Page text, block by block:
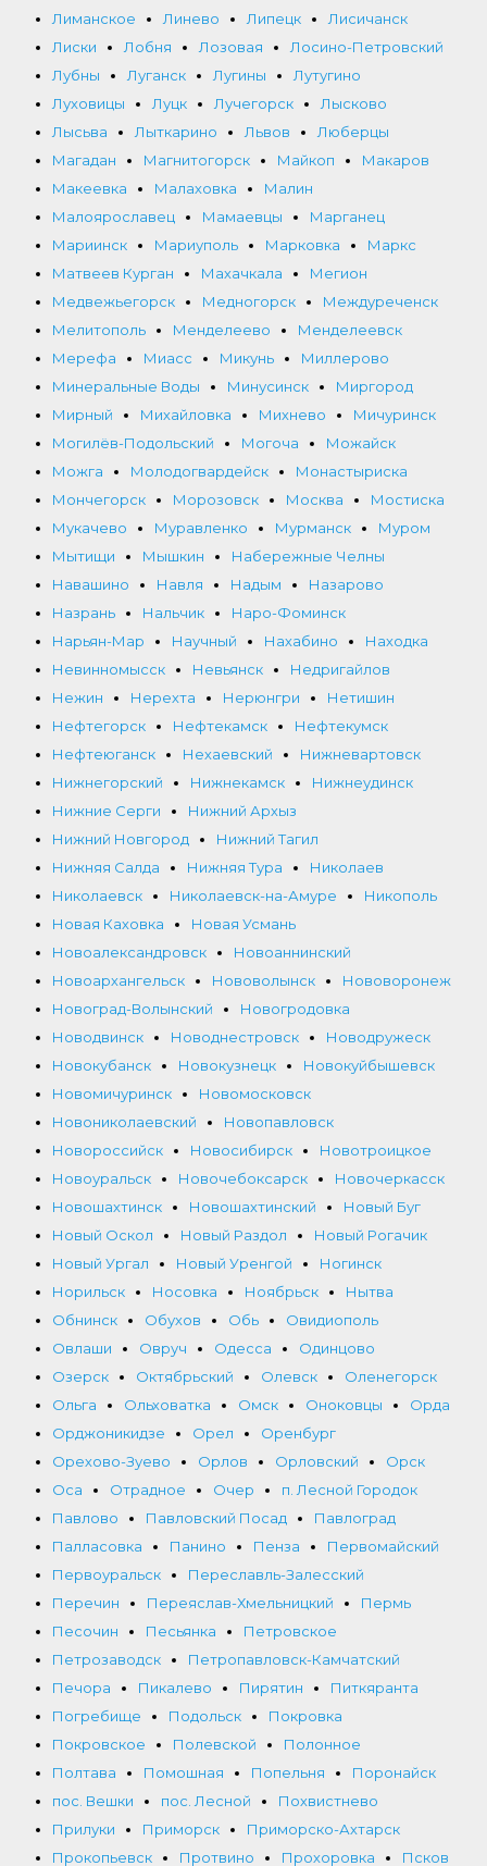
Лиманское
Линево Липецк
Лисичанск
Лиски
Лобня Лозовая
Лосино-Петровский
Лубны
Луганск Лугины
Лутугино
Луховицы
Луцк Лучегорск
Лысково
Лысьва
Лыткарино Львов
Люберцы
Магадан
Магнитогорск Майкоп
Макаров
Макеевка
Малаховка
Малин
Малоярославец
Мамаевцы
Марганец
Мариинск
Мариуполь Марковка
Маркс
Матвеев Курган
Махачкала
Мегион
Медвежьегорск
Медногорск
Междуреченск
Мелитополь
Менделеево
Менделеевск
Мерефа
Миасс Микунь
Миллерово
Минеральные Воды
Минусинск
Миргород
Мирный
Михайловка Михнево
Мичуринск
Могилёв-Подольский
Могоча
Можайск
Можга
Молодогвардейск
Монастыриска
Мончегорск
Морозовск Москва
Мостиска
Мукачево
Муравленко Мурманск
Муром
Мытищи
Мышкин
Набережные Челны
Навашино
Навля Надым
Назарово
Назрань
Нальчик
Наро-Фоминск
Нарьян-Мар
Научный Нахабино
Находка
Невинномысск
Невьянск
Недригайлов
Нежин
Нерехта Нерюнгри
Нетишин
Нефтегорск
Нефтекамск
Нефтекумск
Нефтеюганск
Нехаевский
Нижневартовск
Нижнегорский
Нижнекамск
Нижнеудинск
Нижние Серги
Нижний Архыз
Нижний Новгород
Нижний Тагил
Нижняя Салда
Нижняя Тура
Николаев
Николаевск
Николаевск-на-Амуре
Никополь
Новая Каховка
Новая Усмань
Новоалександровск
Новоаннинский
Новоархангельск
Нововолынск
Нововоронеж
Новоград-Волынский
Новогродовка
Новодвинск
Новоднестровск
Новодружеск
Новокубанск
Новокузнецк
Новокуйбышевск
Новомичуринск
Новомосковск
Новониколаевский
Новопавловск
Новороссийск
Новосибирск
Новотроицкое
Новоуральск
Новочебоксарск
Новочеркасск
Новошахтинск
Новошахтинский
Новый Буг
Новый Оскол
Новый Раздол
Новый Рогачик
Новый Ургал
Новый Уренгой
Ногинск
Норильск
Носовка Ноябрьск
Нытва
Обнинск
Обухов Обь
Овидиополь
Овлаши
Овруч Одесса
Одинцово
Озерск
Октябрьский Олевск
Оленегорск
Ольга
Ольховатка Омск Оноковцы
Орда
Орджоникидзе
Орел
Оренбург
Орехово-Зуево
Орлов Орловский
Орск
Оса
Отрадное Очер
п. Лесной Городок
Павлово
Павловский Посад
Павлоград
Палласовка
Панино Пенза
Первомайский
Первоуральск
Переславль-Залесский
Перечин
Переяслав-Хмельницкий
Пермь
Песочин
Песьянка
Петровское
Петрозаводск
Петропавловск-Камчатский
Печора
Пикалево Пирятин
Питкяранта
Погребище
Подольск
Покровка
Покровское
Полевской
Полонное
Полтава
Помошная Попельня
Поронайск
пос. Вешки
пос. Лесной
Похвистнево
Прилуки
Приморск
Приморско-Ахтарск
Прокопьевск
Протвино Прохоровка Псков